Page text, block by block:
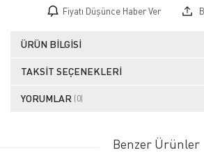
Fiyatı Düşünce Haber Ver
ÜRÜN BILGISI
TAKSIT SEÇENEKLERI
YORUMLAR (0)
Benzer Ürünler